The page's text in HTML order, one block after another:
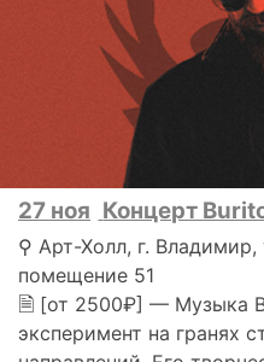
27 ноя Концерт
⚲ Арт-Холл, г.
помещение 51
🗎 [от 2500₽] — Музыка
эксперимент на гранях